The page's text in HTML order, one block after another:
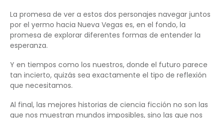
La promesa de ver a estos dos personajes navegar juntos
por el yermo hacia Nueva Vegas es, en el fondo, la
promesa de explorar diferentes formas de entender la
esperanza.
Y en tiempos como los nuestros, donde el futuro parece
tan incierto, quizás sea exactamente el tipo de reflexión
que necesitamos.
Al final, las mejores historias de ciencia ficción no son las
que nos muestran mundos imposibles, sino las que nos